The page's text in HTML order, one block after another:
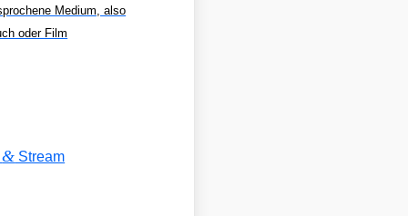
Medium, also
oder Film
& Stream